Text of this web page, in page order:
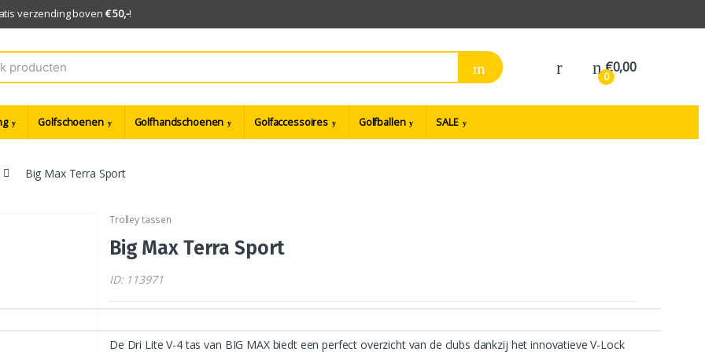
verzending boven € 50,-!
0
€0,00
Golfschoenen Golfhandschoenen Golfaccessoires Golfballen SALE
Big Max Terra Sport
Trolley tassen
Big Max Terra Sport
ID: 113971
De Dri Lite V-4 tas van BIG MAX biedt een perfect overzicht van de clubs dankzij het innovatieve V-Lock